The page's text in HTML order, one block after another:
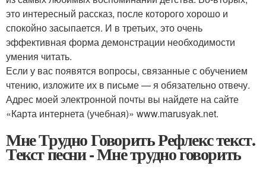
это интересный рассказ, после которого хорошо и
спокойно засыпается. И в третьих, это очень
эффективная форма демонстрации необходимости
умения читать.
Если у вас появятся вопросы, связанные с обучением
чтению, изложите их в письме — я обязательно отвечу.
Адрес моей электронной почты вы найдете на сайте
«Карта интернета (учебная)» www.marusyak.net.
Мне Трудно Говорить Рефлекс текст.
Текст песни - Мне трудно говорить